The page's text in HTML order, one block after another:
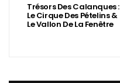
Trésors Des Calanques :
Le Cirque Des Pételins &
Le Vallon De La Fenêtre